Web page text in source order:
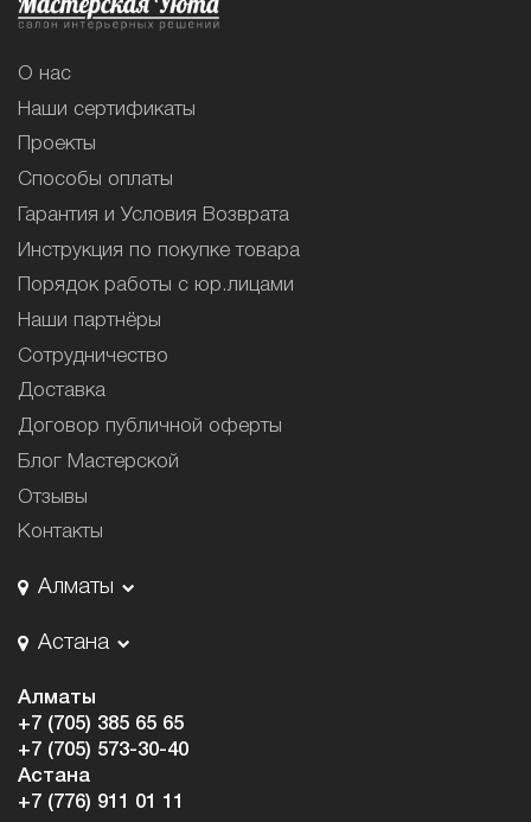
О нас
Наши сертификаты
Проекты
Способы оплаты
Гарантия и Условия Возврата
Инструкция по покупке товара
Порядок работы с юр.лицами
Наши партнёры
Сотрудничество
Доставка
Договор публичной оферты
Блог Мастерской
Отзывы
Контакты
Алматы
Астана
Алматы
+7 (705) 385 65 65
+7 (705) 573-30-40
Астана
+7 (776) 911 01 11